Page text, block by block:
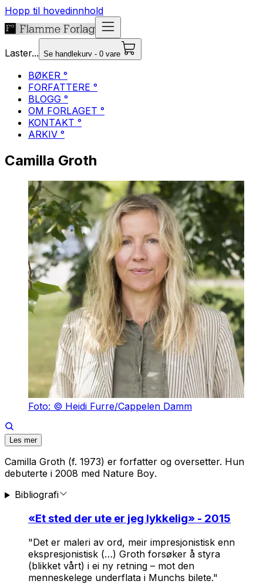
Hopp til hovedinnhold
Laster... Se handlekurv - 0 vare
BØKER °
FORFATTERE °
BLOGG °
OM FORLAGET °
KONTAKT °
ARKIV °
Camilla Groth
Foto: © Heidi Furre/Cappelen Damm
Les mer
Camilla Groth (f. 1973) er forfatter og oversetter. Hun
debuterte i 2008 med Nature Boy.
Bibliografi
«Et sted der ute er jeg lykkelig» - 2015
"Det er maleri av ord, meir impresjonistisk enn
ekspresjonistisk (…) Groth forsøker å styra
(blikket vårt) i ei ny retning – mot den
menneskelege underflata i Munchs bilete."